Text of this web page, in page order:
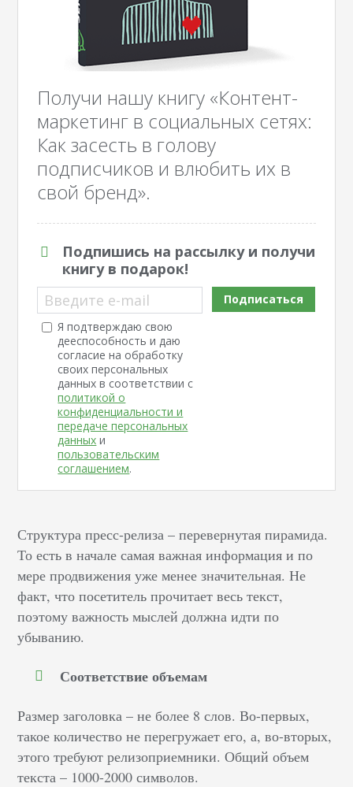
Получи нашу книгу «Контент-
маркетинг в социальных сетях:
Как засесть в голову
подписчиков и влюбить их в
свой бренд».
Подпишись на рассылку и получи
книгу в подарок!
Введите e-mail
Я подтверждаю свою
дееспособность и даю
согласие на обработку
своих персональных
данных в соответствии с
политикой о
конфиденциальности и
передаче персональных
данных и
пользовательским
соглашением.
Подписаться
Структура пресс-релиза – перевернутая пирамида.
То есть в начале самая важная информация и по
мере продвижения уже менее значительная. Не
факт, что посетитель прочитает весь текст,
поэтому важность мыслей должна идти по
убыванию.
Соответствие объемам
Размер заголовка – не более 8 слов. Во-первых,
такое количество не перегружает его, а, во-вторых,
этого требуют релизоприемники. Общий объем
текста – 1000-2000 символов.